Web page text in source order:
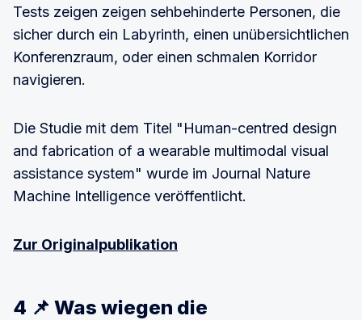
Tests zeigen zeigen sehbehinderte Personen, die
sicher durch ein Labyrinth, einen unübersichtlichen
Konferenzraum, oder einen schmalen Korridor
navigieren.
Die Studie mit dem Titel "Human-centred design
and fabrication of a wearable multimodal visual
assistance system" wurde im Journal Nature
Machine Intelligence veröffentlicht.
Zur Originalpublikation
4 📌 Was wiegen die